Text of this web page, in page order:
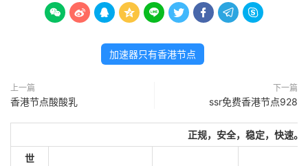
        
加速器只有香港节点
上一篇
香港节点酸酸乳
下一篇
ssr免费香港节点928
正规，安全，稳定，快速。
世